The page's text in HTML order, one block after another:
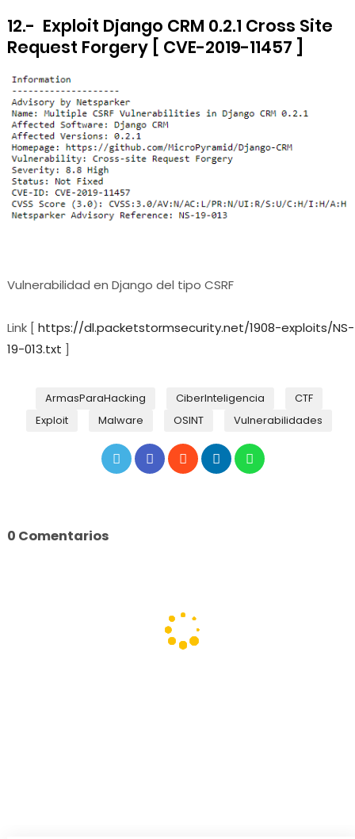
12.- Exploit Django CRM 0.2.1 Cross Site
Request Forgery [ CVE-2019-11457 ]
Vulnerabilidad en Django del tipo CSRF
Link [ https://dl.packetstormsecurity.net/1908-exploits/NS-
19-013.txt ]
ArmasParaHacking CiberInteligencia
CTF
Exploit
Malware OSINT Vulnerabilidades
0 Comentarios